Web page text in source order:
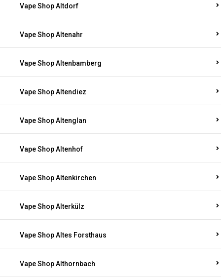
Vape Shop Altdorf
Vape Shop Altenahr
Vape Shop Altenbamberg
Vape Shop Altendiez
Vape Shop Altenglan
Vape Shop Altenhof
Vape Shop Altenkirchen
Vape Shop Alterkülz
Vape Shop Altes Forsthaus
Vape Shop Althornbach